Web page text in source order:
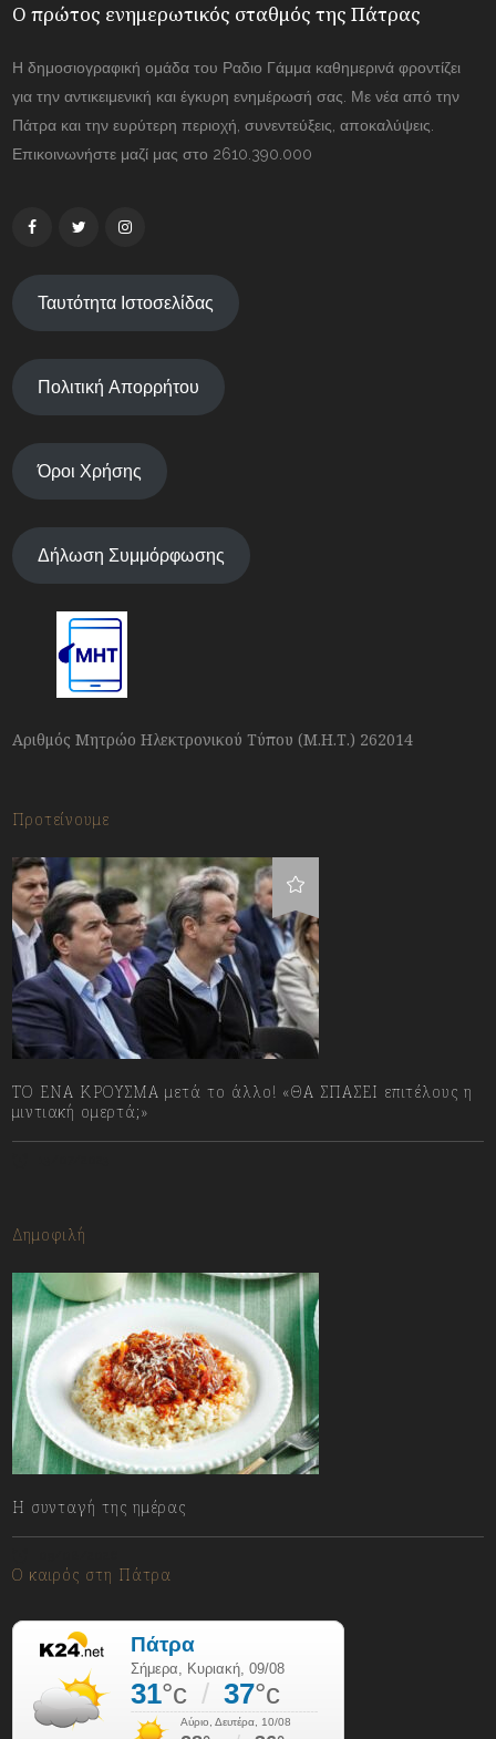
Ο πρώτος ενημερωτικός σταθμός της Πάτρας
Η δημοσιογραφική ομάδα του Ραδιο Γάμμα καθημερινά φροντίζει
για την αντικειμενική και έγκυρη ενημέρωσή σας. Με νέα από την
Πάτρα και την ευρύτερη περιοχή, συνεντεύξεις, αποκαλύψεις.
Επικοινωνήστε μαζί μας στο 2610.390.000
Ταυτότητα Ιστοσελίδας
Πολιτική Απορρήτου
Όροι Χρήσης
Δήλωση Συμμόρφωσης
Αριθμός Μητρώο Ηλεκτρονικού Τύπου (Μ.Η.Τ.) 262014
Προτείνουμε
ΤΟ ΕΝΑ ΚΡΟΥΣΜΑ μετά το άλλο! «ΘΑ ΣΠΑΣΕΙ επιτέλους η
μιντιακή ομερτά;»
Δημοφιλή
Η συνταγή της ημέρας
Ο καιρός στη Πάτρα